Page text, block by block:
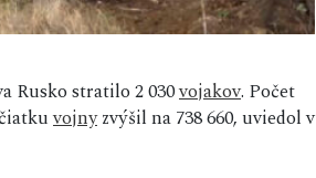
Rusko stratilo 2 030vojakov. Počet
vojnyzvýšil na 738 660, uviedol v